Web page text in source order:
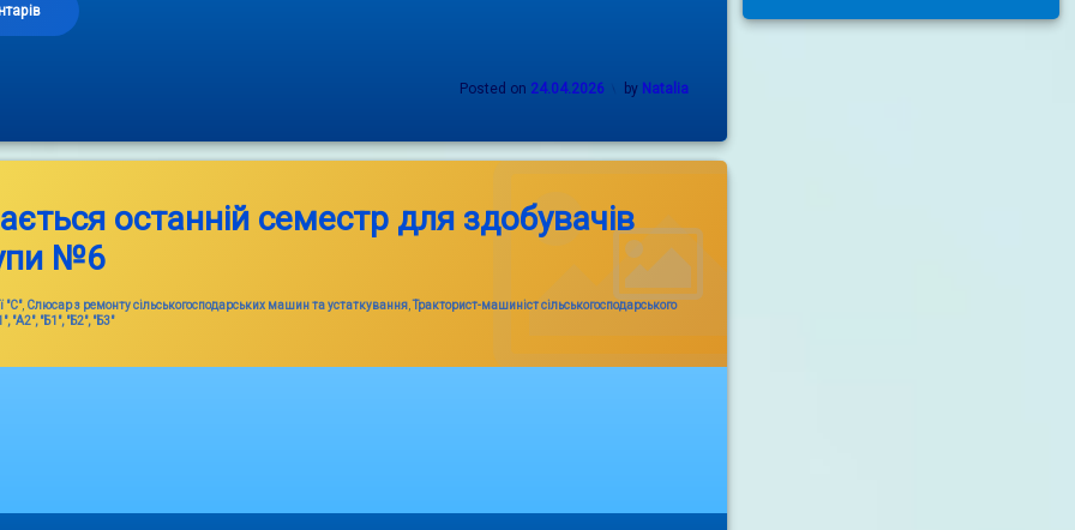
до
Posted on 24.04.2026 by Natalia
останній семестр для здобувачів
№6
"С", Слюсар з ремонту сільськогосподарських машин та устаткування ,Тракторист-машиніст сільськогосподарського
"А2", "Б1", "Б2", "Б3"